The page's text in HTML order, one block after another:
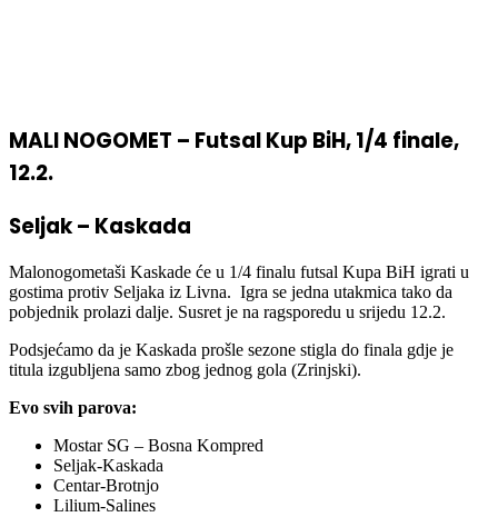
MALI NOGOMET – Futsal Kup BiH, 1/4 finale,
12.2.
Seljak – Kaskada
Malonogometaši Kaskade će u 1/4 finalu futsal Kupa BiH igrati u
gostima protiv Seljaka iz Livna. Igra se jedna utakmica tako da
pobjednik prolazi dalje. Susret je na ragsporedu u srijedu 12.2.
Podsjećamo da je Kaskada prošle sezone stigla do finala gdje je
titula izgubljena samo zbog jednog gola (Zrinjski).
Evo svih parova:
Mostar SG – Bosna Kompred
Seljak-Kaskada
Centar-Brotnjo
Lilium-Salines